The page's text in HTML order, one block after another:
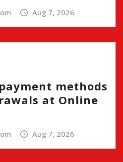
Aug 7, 2026
methods
at Online
Aug 7, 2026